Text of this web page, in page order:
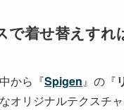
で着せ替えすれ
から『Spigen』の『
オリジナルテクスチ